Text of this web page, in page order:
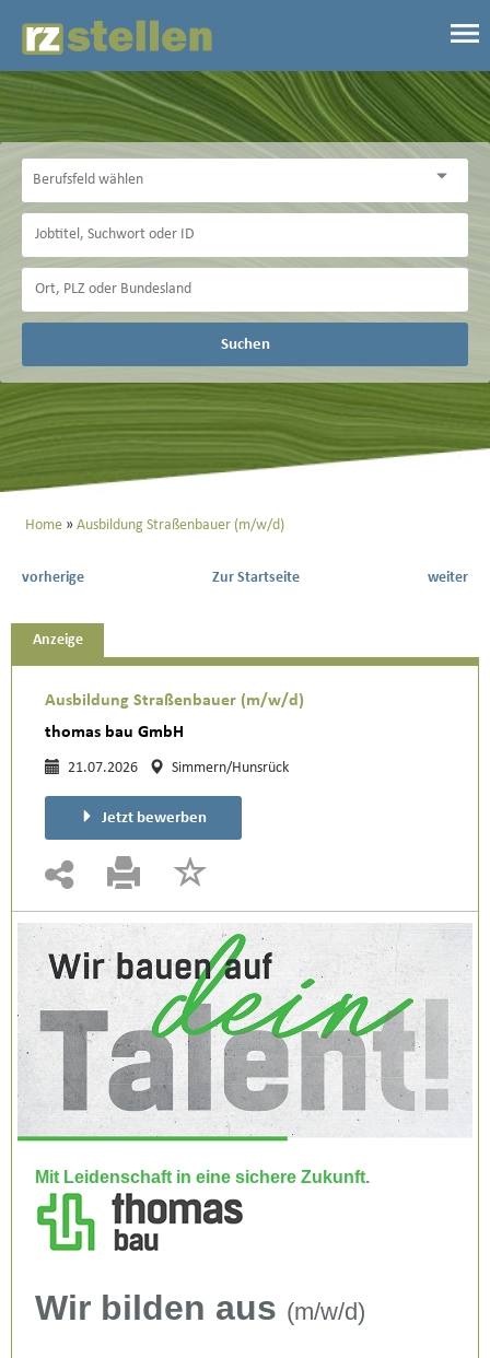
Suchen
Home Ausbildung Straßenbauer (m/w/d)
vorherige Zur Startseite weiter
Anzeige
Ausbildung Straßenbauer (m/w/d)
thomas bau GmbH
21.07.2026 Simmern/Hunsrück
Jetzt bewerben